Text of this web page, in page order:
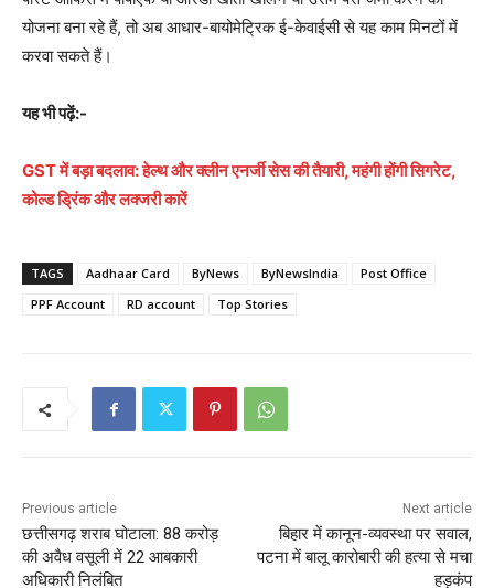
योजना बना रहे हैं, तो अब आधार-बायोमेट्रिक ई-केवाईसी से यह काम मिनटों में
करवा सकते हैं।
यह भी पढ़ें:-
GST में बड़ा बदलाव: हेल्थ और क्लीन एनर्जी सेस की तैयारी, महंगी होंगी सिगरेट,
कोल्ड ड्रिंक और लक्जरी कारें
TAGS Aadhaar Card ByNews ByNewsIndia
Post Office
PPF Account
RD account Top Stories
Previous article
छत्तीसगढ़ शराब घोटाला: 88 करोड़
की अवैध वसूली में 22 आबकारी
अधिकारी निलंबित
Next article
बिहार में कानून-व्यवस्था पर सवाल,
पटना में बालू कारोबारी की हत्या से मचा
हड़कंप